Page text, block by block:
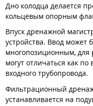
Дно колодца делается
кольцевым опорным
Впуск дренажной
устройства. Ввод может
многопозиционным,
могут отличаться как
входного трубопровода.
Фильтрационный
устанавливается на